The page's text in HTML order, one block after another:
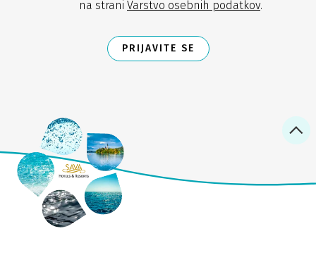
na strani Varstvo osebnih podatkov.
PRIJAVITE SE